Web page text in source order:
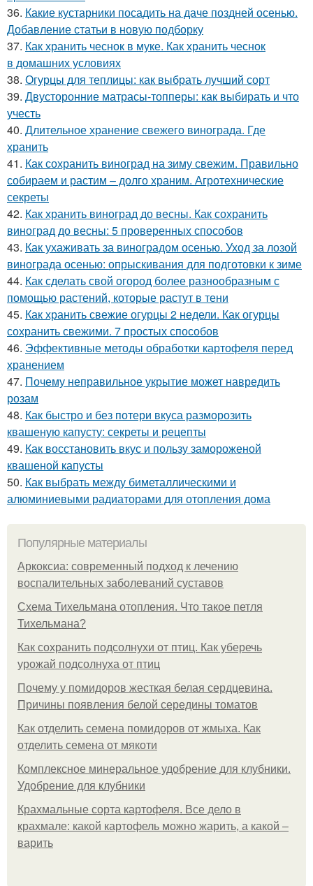
36. Какие кустарники посадить на даче поздней осенью.
Добавление статьи в новую подборку
37. Как хранить чеснок в муке. Как хранить чеснок
в домашних условиях
38. Огурцы для теплицы: как выбрать лучший сорт
39. Двусторонние матрасы-топперы: как выбирать и что
учесть
40. Длительное хранение свежего винограда. Где
хранить
41. Как сохранить виноград на зиму свежим. Правильно
собираем и растим – долго храним. Агротехнические
секреты
42. Как хранить виноград до весны. Как сохранить
виноград до весны: 5 проверенных способов
43. Как ухаживать за виноградом осенью. Уход за лозой
винограда осенью: опрыскивания для подготовки к зиме
44. Как сделать свой огород более разнообразным с
помощью растений, которые растут в тени
45. Как хранить свежие огурцы 2 недели. Как огурцы
сохранить свежими. 7 простых способов
46. Эффективные методы обработки картофеля перед
хранением
47. Почему неправильное укрытие может навредить
розам
48. Как быстро и без потери вкуса разморозить
квашеную капусту: секреты и рецепты
49. Как восстановить вкус и пользу замороженой
квашеной капусты
50. Как выбрать между биметаллическими и
алюминиевыми радиаторами для отопления дома
Популярные материалы
Аркоксиа: современный подход к лечению
воспалительных заболеваний суставов
Схема Тихельмана отопления. Что такое петля
Тихельмана?
Как сохранить подсолнухи от птиц. Как уберечь
урожай подсолнуха от птиц
Почему у помидоров жесткая белая сердцевина.
Причины появления белой середины томатов
Как отделить семена помидоров от жмыха. Как
отделить семена от мякоти
Комплексное минеральное удобрение для клубники.
Удобрение для клубники
Крахмальные сорта картофеля. Все дело в
крахмале: какой картофель можно жарить, а какой –
варить